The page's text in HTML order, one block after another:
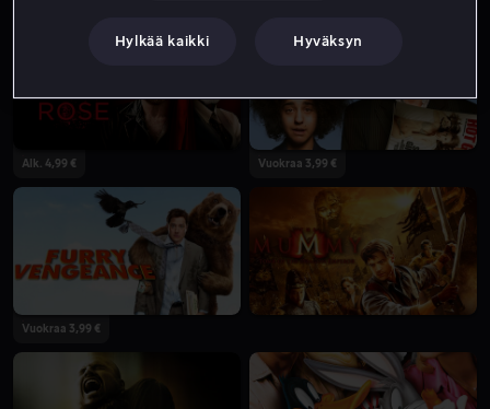
Alk. 4,99 € Vuokraa 3,99 €
Vuokraa 3,99 €
Hylkää kaikki Hyväksyn